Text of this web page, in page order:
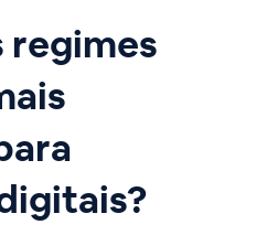
regimes